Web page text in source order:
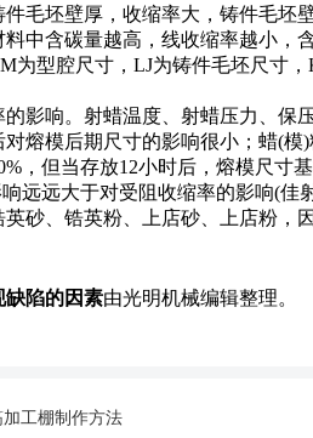
坯壁厚，收缩率大，铸件毛坯壁
含碳量越高，线收缩率越小，
为型腔尺寸，LJ为铸件毛坯尺寸
响。射蜡温度、射蜡压力、保
熔模后期尺寸的影响很小；蜡(
，但当存放12小时后，熔模尺寸
远远大于对受阻收缩率的影响(佳
、锆英粉、上店砂、上店粉，
缺陷的因素由光明机械编辑整理。
工棚制作方法